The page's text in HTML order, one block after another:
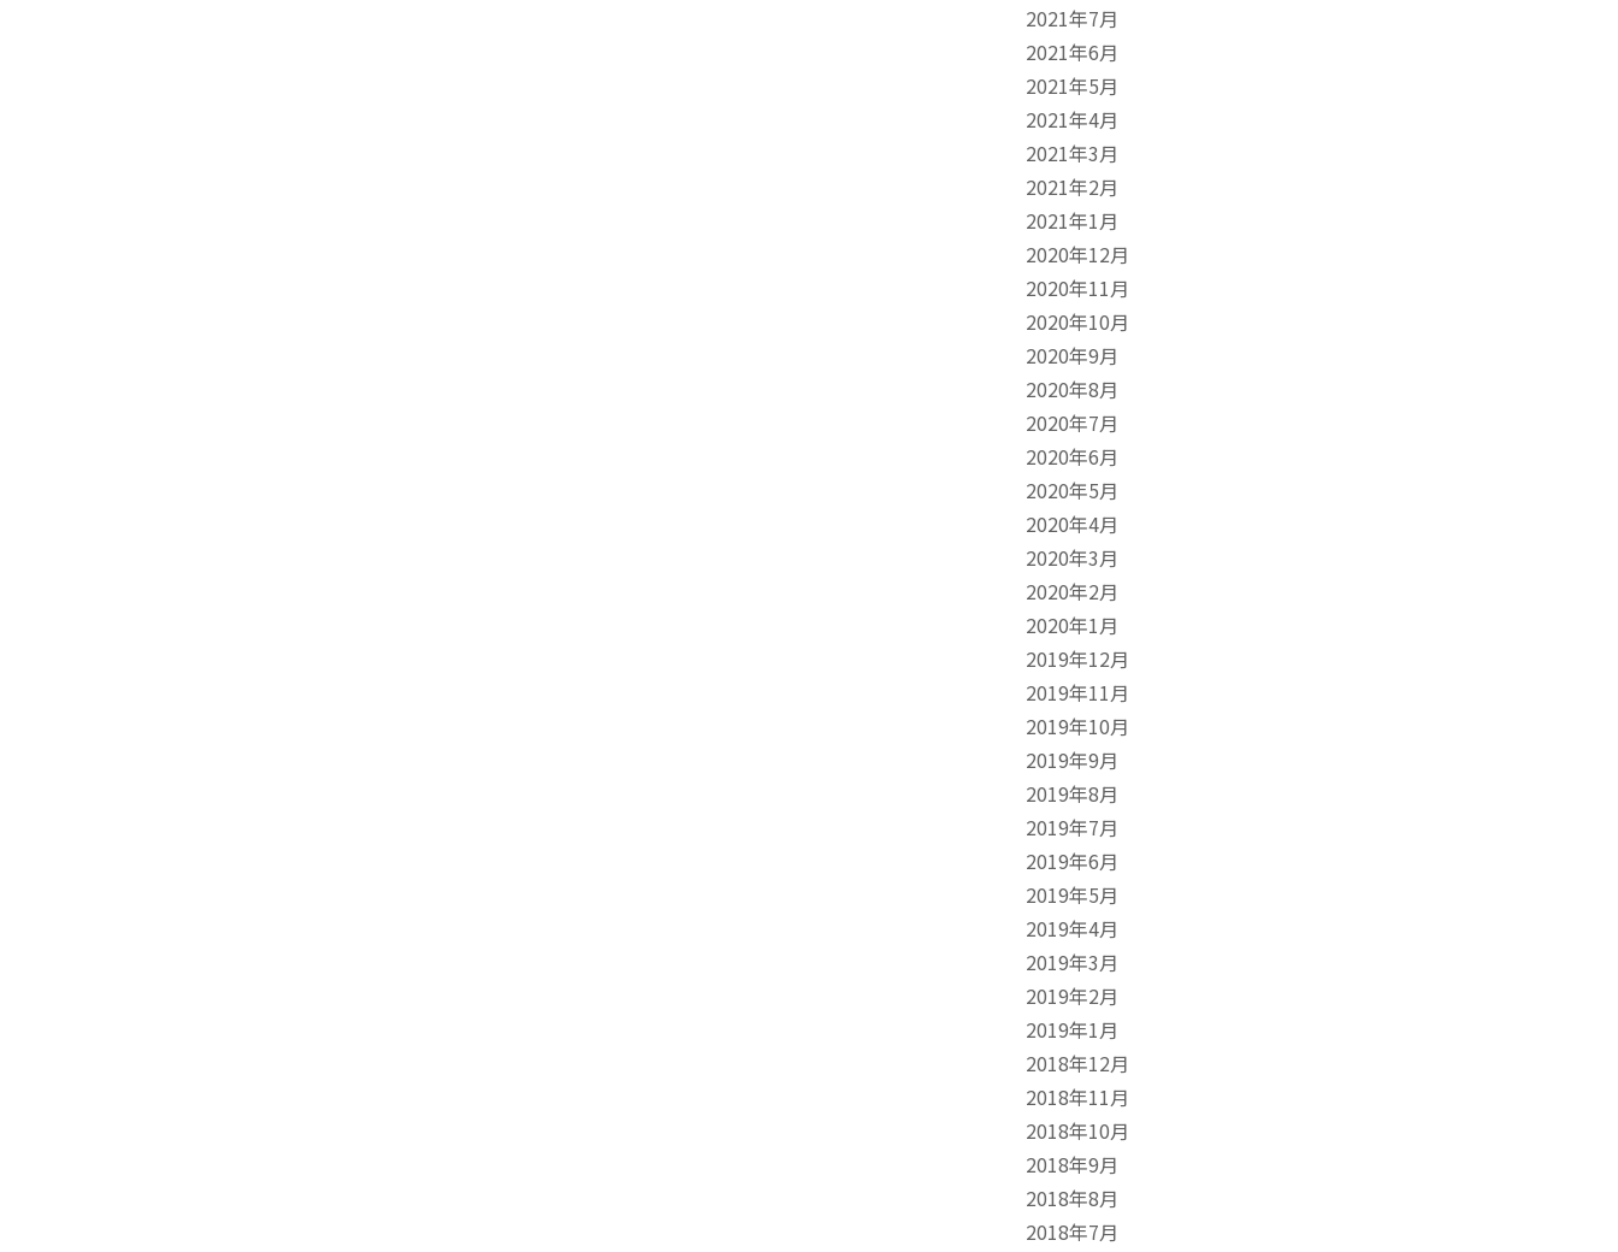
2021年7月
2021年6月
2021年5月
2021年4月
2021年3月
2021年2月
2021年1月
2020年12月
2020年11月
2020年10月
2020年9月
2020年8月
2020年7月
2020年6月
2020年5月
2020年4月
2020年3月
2020年2月
2020年1月
2019年12月
2019年11月
2019年10月
2019年9月
2019年8月
2019年7月
2019年6月
2019年5月
2019年4月
2019年3月
2019年2月
2019年1月
2018年12月
2018年11月
2018年10月
2018年9月
2018年8月
2018年7月